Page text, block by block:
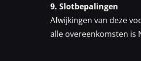
9. Slotbepalingen
Afwijkingen van deze
alle overeenkomsten is